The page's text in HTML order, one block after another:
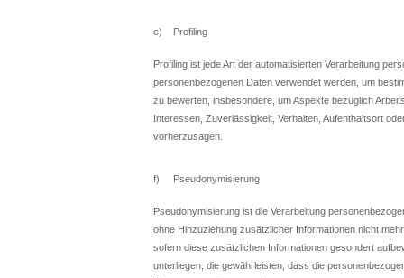
e) Profiling
Profiling ist jede Art der automatisierten Verarbeitung
personenbezogenen Daten verwendet werden, um
zu bewerten, insbesondere, um Aspekte bezüglich
Interessen, Zuverlässigkeit, Verhalten, Aufenthaltsort
vorherzusagen.
f) Pseudonymisierung
Pseudonymisierung ist die Verarbeitung
ohne Hinzuziehung zusätzlicher Informationen nicht
sofern diese zusätzlichen Informationen gesondert
unterliegen, die gewährleisten, dass die